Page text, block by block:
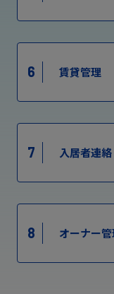
6 賃貸管理
7 入居者連絡
8 オーナー